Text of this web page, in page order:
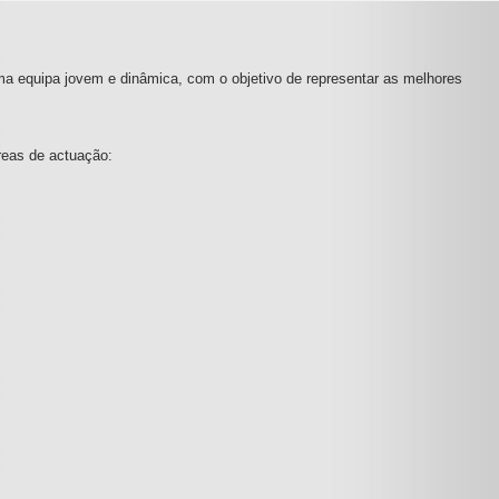
equipa jovem e dinâmica, com o objetivo de representar as melhores
de actuação: